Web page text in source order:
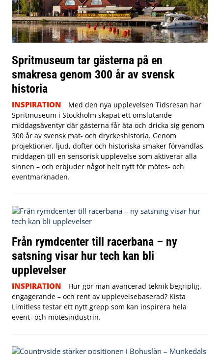
Spritmuseum tar gästerna på en
smakresa genom 300 år av svensk
historia
INSPIRATION
Med den nya upplevelsen Tidsresan har
Spritmuseum i Stockholm skapat ett omslutande
middagsäventyr där gästerna får äta och dricka sig genom
300 år av svensk mat- och dryckeshistoria. Genom
projektioner, ljud, dofter och historiska smaker förvandlas
middagen till en sensorisk upplevelse som aktiverar alla
sinnen – och erbjuder något helt nytt för mötes- och
eventmarknaden.
Från rymdcenter till racerbana – ny
satsning visar hur tech kan bli
upplevelser
INSPIRATION
Hur gör man avancerad teknik begriplig,
engagerande – och rent av upplevelsebaserad? Kista
Limitless testar ett nytt grepp som kan inspirera hela
event- och mötesindustrin.